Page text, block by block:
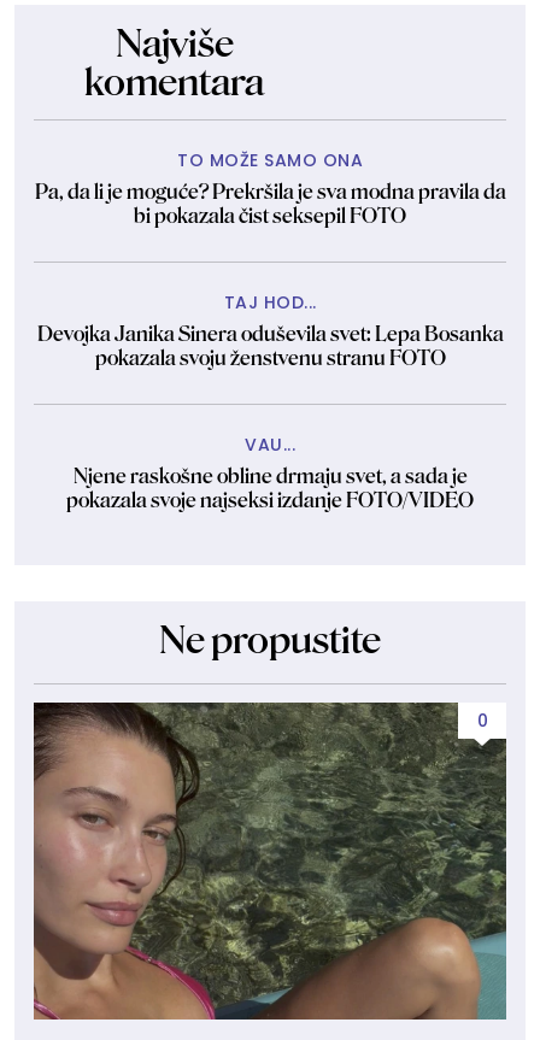
Najviše
komentara
TO MOŽE SAMO ONA
Pa, da li je moguće? Prekršila je sva modna pravila da
bi pokazala čist seksepil FOTO
TAJ HOD...
Devojka Janika Sinera oduševila svet: Lepa Bosanka
pokazala svoju ženstvenu stranu FOTO
VAU...
Njene raskošne obline drmaju svet, a sada je
pokazala svoje najseksi izdanje FOTO/VIDEO
Ne propustite
0